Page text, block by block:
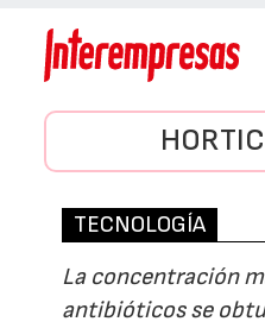
TECNOLOGÍA
La concentración
antibióticos se